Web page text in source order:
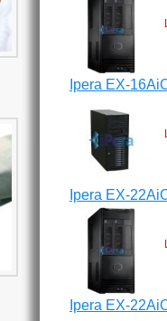
Ipera EX-
Ipera EX-
Ipera EX-